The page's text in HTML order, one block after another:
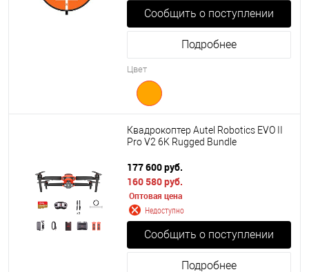
Сообщить о поступлении
Подробнее
Цвет
Квадрокоптер Autel Robotics EVO II
Pro V2 6K Rugged Bundle
177 600 руб.
160 580 руб.
Оптовая цена
Недоступно
Сообщить о поступлении
Подробнее